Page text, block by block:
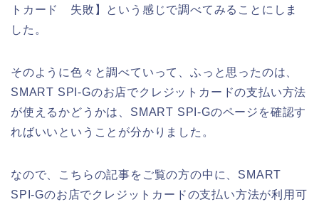
トカード 失敗】という感じで調べてみることにしま
した。
そのように色々と調べていって、ふっと思ったのは、
SMART SPI-Gのお店でクレジットカードの支払い方法
が使えるかどうかは、SMART SPI-Gのページを確認す
ればいいということが分かりました。
なので、こちらの記事をご覧の方の中に、SMART
SPI-Gのお店でクレジットカードの支払い方法が利用可